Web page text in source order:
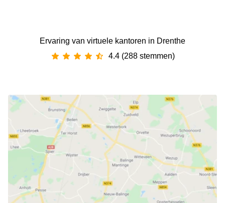
Ervaring van ‪virtuele kantoren‬ in Drenthe
4.4 (288 stemmen)